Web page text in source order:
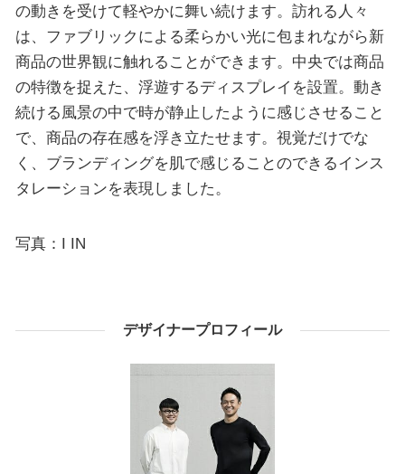
の動きを受けて軽やかに舞い続けます。訪れる人々
は、ファブリックによる柔らかい光に包まれながら新
商品の世界観に触れることができます。中央では商品
の特徴を捉えた、浮遊するディスプレイを設置。動き
続ける風景の中で時が静止したように感じさせること
で、商品の存在感を浮き立たせます。視覚だけでな
く、ブランディングを肌で感じることのできるインス
タレーションを表現しました。
写真：I IN
デザイナープロフィール